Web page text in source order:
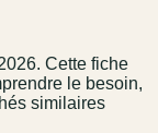
. Cette fiche
le besoin,
similaires